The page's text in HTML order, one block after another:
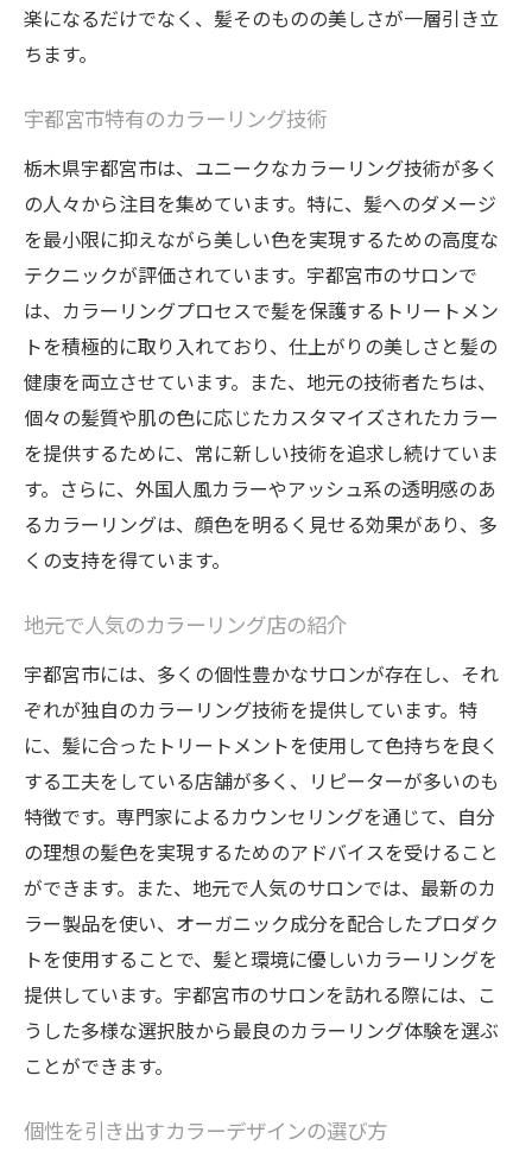
ヘアカラーで表現するパーソナルスタイル
アフターケアで長持ちするカラーの秘訣
地元で人気のヘアカラーを試して健康な髪を保
つ秘訣
人気のヘアカラーとその特長
健康を考慮したカラーリングの選択肢
髪を守るケア製品とその使い方
長期間美しさを保つためのルーティン
地元サロンのアドバイスを活用
トレンドと健康を両立する方法
栃木県宇都宮市で人気のヘアカラーを選ぶ際の
ポイント
選びたいカラーのトレンドリサーチ
自分に合ったカラーを見つけるヒント
人気カラーの特徴とその活かし方
プロの意見を取り入れるメリット
カラーカウンセリングで自分らしいヘアカラー
を栃木で手に入れる
カウンセリングで叶える理想のイメージ
肌色に合わせたカラー選びのコツ
色持ちを良くする施術方法
トレンドと自分らしさのバランスを取る
信頼できるスタイリストの見つけ方
最新のヘアカラーとトリートメントで輝く髪を
楽になるだけでなく、髪そのものの美しさが一層引き立
ちます。
宇都宮市特有のカラーリング技術
栃木県宇都宮市は、ユニークなカラーリング技術が多く
の人々から注目を集めています。特に、髪へのダメージ
を最小限に抑えながら美しい色を実現するための高度な
テクニックが評価されています。宇都宮市のサロンで
は、カラーリングプロセスで髪を保護するトリートメン
トを積極的に取り入れており、仕上がりの美しさと髪の
健康を両立させています。また、地元の技術者たちは、
個々の髪質や肌の色に応じたカスタマイズされたカラー
を提供するために、常に新しい技術を追求し続けていま
す。さらに、外国人風カラーやアッシュ系の透明感のあ
るカラーリングは、顔色を明るく見せる効果があり、多
くの支持を得ています。
地元で人気のカラーリング店の紹介
宇都宮市には、多くの個性豊かなサロンが存在し、それ
ぞれが独自のカラーリング技術を提供しています。特
に、髪に合ったトリートメントを使用して色持ちを良く
する工夫をしている店舗が多く、リピーターが多いのも
特徴です。専門家によるカウンセリングを通じて、自分
の理想の髪色を実現するためのアドバイスを受けること
ができます。また、地元で人気のサロンでは、最新のカ
ラー製品を使い、オーガニック成分を配合したプロダク
トを使用することで、髪と環境に優しいカラーリングを
提供しています。宇都宮市のサロンを訪れる際には、こ
うした多様な選択肢から最良のカラーリング体験を選ぶ
ことができます。
個性を引き出すカラーデザインの選び方